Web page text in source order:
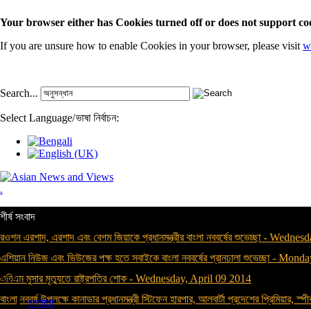
Your browser either has Cookies turned off or does not support
If you are unsure how to enable Cookies in your browser, please visit
Search...
Select Language/ভাষা নির্বাচন:
.
শীর্ষ সংবাদ
রওশন এরশাদ, এরশাদ এবং বেগম জিয়াকে প্রধানমন্ত্রীর বাংলা নববর্ষের শুভেচ্ছা -
এশিয়ান নিউজ এবং ভিউজের পক্ষ হতে সবাইকে বাংলা নববর্ষের প্রানঢালা শুভেচ্ছা -
এবিএম মুসার মৃত্যুতে রাষ্ট্রপতির শোক - Wednesday, April 09 2014
বাংলা নববর্ষ উপলক্ষে কানাডার প্রধানমন্ত্রী স্টিফেন হারপার, আলবার্টা প্রদেশের প্রিমিয়ার,
Menu
মূলপাতা